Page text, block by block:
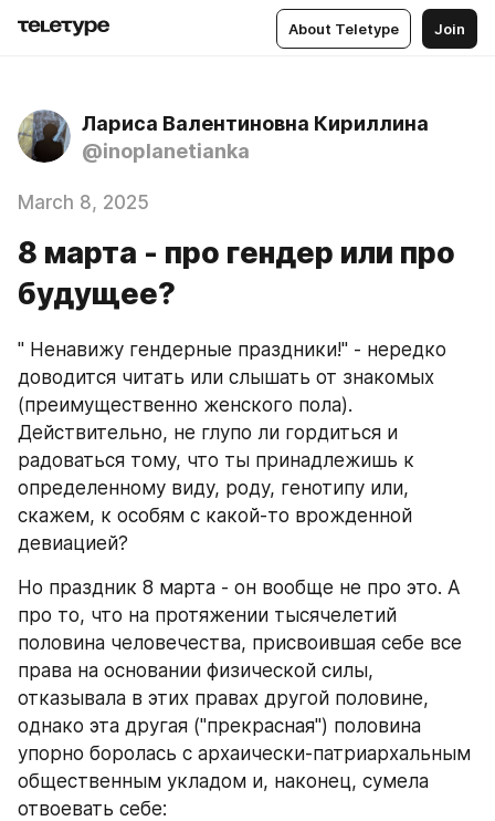
About Teletype Join
Лариса Валентиновна Кириллина
@inoplanetianka
March 8, 2025
8 марта - про гендер или про
будущее?
" Ненавижу гендерные праздники!" - нередко
доводится читать или слышать от знакомых
(преимущественно женского пола).
Действительно, не глупо ли гордиться и
радоваться тому, что ты принадлежишь к
определенному виду, роду, генотипу или,
скажем, к особям с какой-то врожденной
девиацией?
Но праздник 8 марта - он вообще не про это. А
про то, что на протяжении тысячелетий
половина человечества, присвоившая себе все
права на основании физической силы,
отказывала в этих правах другой половине,
однако эта другая ("прекрасная") половина
упорно боролась с архаически-патриархальным
общественным укладом и, наконец, сумела
отвоевать себе: